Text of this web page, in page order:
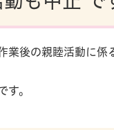
後の親睦活動に係
す。